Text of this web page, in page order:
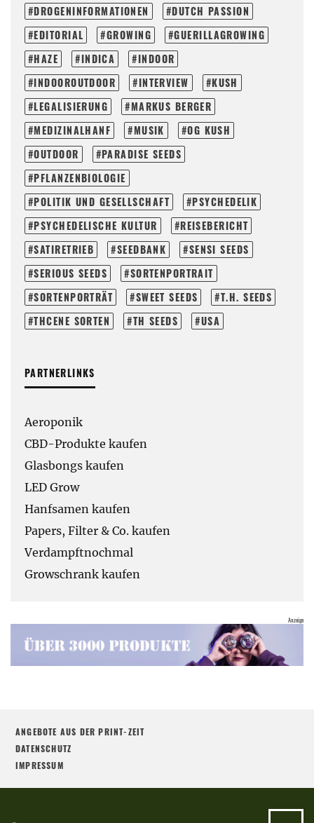
DROGENINFORMATIONEN
DUTCH PASSION
EDITORIAL
GROWING
GUERILLAGROWING
HAZE
INDICA
INDOOR
INDOOROUTDOOR
INTERVIEW
KUSH
LEGALISIERUNG
MARKUS BERGER
MEDIZINALHANF
MUSIK
OG KUSH
OUTDOOR
PARADISE SEEDS
PFLANZENBIOLOGIE
POLITIK UND GESELLSCHAFT
PSYCHEDELIK
PSYCHEDELISCHE KULTUR
REISEBERICHT
SATIRETRIEB
SEEDBANK
SENSI SEEDS
SERIOUS SEEDS
SORTENPORTRAIT
SORTENPORTRÄT
SWEET SEEDS
T.H. SEEDS
THCENE SORTEN
TH SEEDS USA
PARTNERLINKS
Aeroponik
CBD-Produkte kaufen
Glasbongs kaufen
LED Grow
Hanfsamen kaufen
Papers, Filter & Co. kaufen
Verdampftnochmal
Growschrank kaufen
ANGEBOTE AUS DER PRINT-ZEIT
DATENSCHUTZ
IMPRESSUM